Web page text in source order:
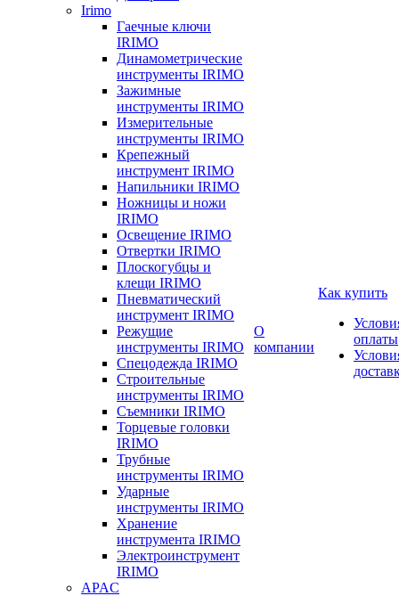
Irimo
Гаечные ключи
IRIMO
Динамометрические
инструменты IRIMO
Зажимные
инструменты IRIMO
Измерительные
инструменты IRIMO
Крепежный
инструмент IRIMO
Напильники IRIMO
Ножницы и ножи
IRIMO
Освещение IRIMO
Отвертки IRIMO
Плоскогубцы и
клещи IRIMO
Пневматический
инструмент IRIMO
Режущие
инструменты IRIMO
Спецодежда IRIMO
Строительные
инструменты IRIMO
Съемники IRIMO
Торцевые головки
IRIMO
Трубные
инструменты IRIMO
Ударные
инструменты IRIMO
Хранение
инструмента IRIMO
Электроинструмент
IRIMO
APAC
О
компании
Как купить
оплаты